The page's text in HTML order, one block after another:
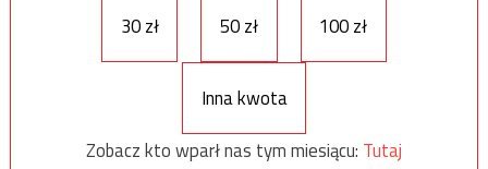
30 zł 50 zł 100 zł
Inna kwota
Zobacz kto wparł nas tym miesiącu: Tutaj